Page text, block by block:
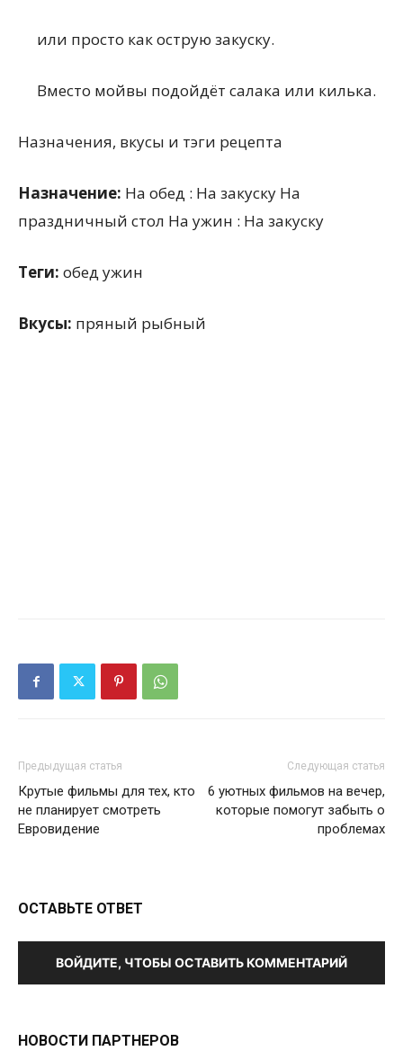
или просто как острую закуску.
Вместо мойвы подойдёт салака или килька.
Назначения, вкусы и тэги рецепта
Назначение: На обед : На закуску На
праздничный стол На ужин : На закуску
Теги: обед ужин
Вкусы: пряный рыбный
Предыдущая статья
Крутые фильмы для тех, кто
не планирует смотреть
Евровидение
Следующая статья
6 уютных фильмов на вечер,
которые помогут забыть о
проблемах
ОСТАВЬТЕ ОТВЕТ
ВОЙДИТЕ, ЧТОБЫ ОСТАВИТЬ КОММЕНТАРИЙ
НОВОСТИ ПАРТНЕРОВ